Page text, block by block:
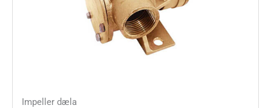
Impeller dæla